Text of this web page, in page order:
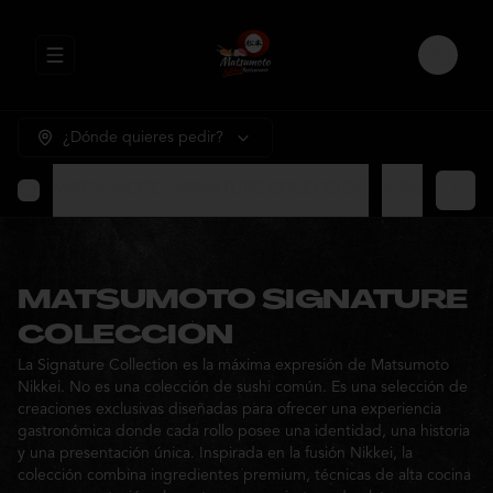
Abrir menu de navegación Login
¿Dónde quieres pedir?
MATSUMOTO SIGNATURE
COLECCION
La Signature Collection es la máxima expresión de Matsumoto
Nikkei. No es una colección de sushi común. Es una selección de
creaciones exclusivas diseñadas para ofrecer una experiencia
gastronómica donde cada rollo posee una identidad, una historia
y una presentación única. Inspirada en la fusión Nikkei, la
colección combina ingredientes premium, técnicas de alta cocina